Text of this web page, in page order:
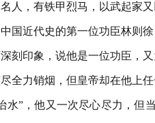
人，有铁甲烈马，以武起家
国近代史的第一位功臣林则
刻印象，说他是一位功臣，又
全力销烟，但皇帝却在他上
水”，他又一次尽心尽力，但